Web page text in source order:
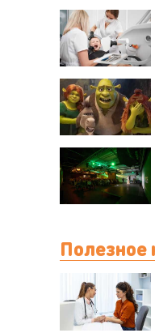
Полезное